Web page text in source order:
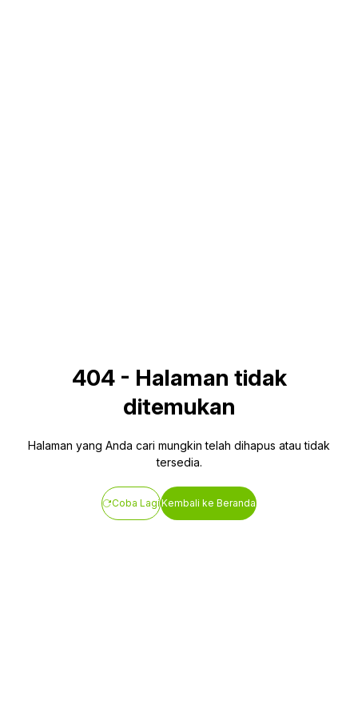
404- Halaman tidak
ditemukan
Halaman yang Anda cari mungkin telah dihapus atau tidak
tersedia.
Coba LagiKembali ke Beranda